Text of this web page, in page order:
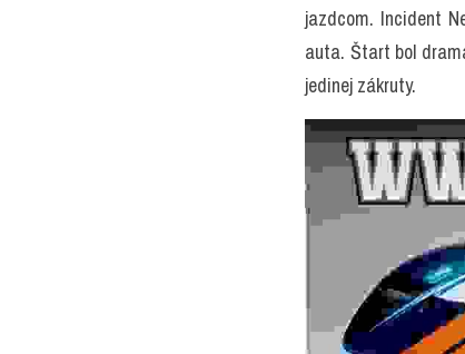
jazdcom. Incident
auta. Štart bol
jedinej zákruty.